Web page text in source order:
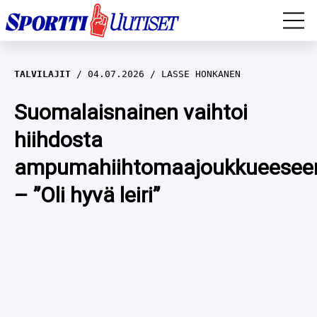
EM-YLEISURHEILU
JÄÄKIEKKO
YLEISURHEILU
WILMA HELTELÄ
TALVILAJIT
TALVILAJIT 04.07.2026 LASSE HONKANEN
Suomalaisnainen vaihtoi
hiihdosta
– ”Oli hyvä leiri”